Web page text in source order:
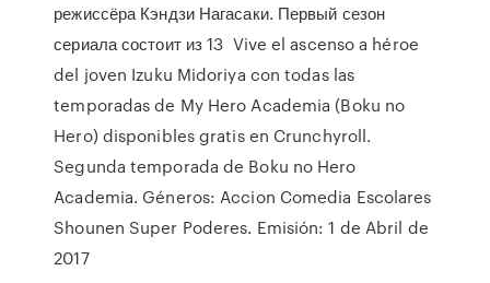
режиссёра Кэндзи Нагасаки. Первый сезон
сериала состоит из 13 Vive el ascenso a héroe
del joven Izuku Midoriya con todas las
temporadas de My Hero Academia (Boku no
Hero) disponibles gratis en Crunchyroll.
Segunda temporada de Boku no Hero
Academia. Géneros: Accion Comedia Escolares
Shounen Super Poderes. Emisión: 1 de Abril de
2017